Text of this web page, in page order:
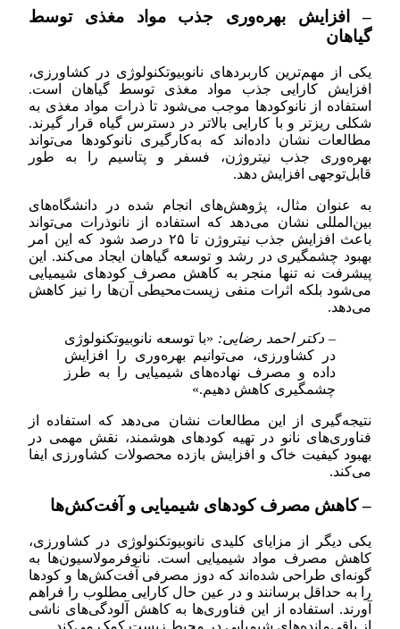
– افزایش بهره‌وری جذب مواد مغذی توسط
گیاهان
یکی از مهم‌ترین کاربردهای نانوبیوتکنولوژی در کشاورزی،
افزایش کارایی جذب مواد مغذی توسط گیاهان است.
استفاده از نانوکودها موجب می‌شود تا ذرات مواد مغذی به
شکلی ریزتر و با کارایی بالاتر در دسترس گیاه قرار گیرند.
مطالعات نشان داده‌اند که به‌کارگیری نانوکودها می‌تواند
بهره‌وری جذب نیتروژن، فسفر و پتاسیم را به طور
قابل‌توجهی افزایش دهد.
به عنوان مثال، پژوهش‌های انجام شده در دانشگاه‌های
بین‌المللی نشان می‌دهد که استفاده از نانوذرات می‌تواند
باعث افزایش جذب نیتروژن تا ۲۵ درصد شود که این امر
بهبود چشمگیری در رشد و توسعه گیاهان ایجاد می‌کند. این
پیشرفت نه تنها منجر به کاهش مصرف کودهای شیمیایی
می‌شود بلکه اثرات منفی زیست‌محیطی آن‌ها را نیز کاهش
می‌دهد.
– دکتر احمد رضایی: «با توسعه نانوبیوتکنولوژی
در کشاورزی، می‌توانیم بهره‌وری را افزایش
داده و مصرف نهاده‌های شیمیایی را به طرز
چشمگیری کاهش دهیم.»
نتیجه‌گیری از این مطالعات نشان می‌دهد که استفاده از
فناوری‌های نانو در تهیه کودهای هوشمند، نقش مهمی در
بهبود کیفیت خاک و افزایش بازده محصولات کشاورزی ایفا
می‌کند.
– کاهش مصرف کودهای شیمیایی و آفت‌کش‌ها
یکی دیگر از مزایای کلیدی نانوبیوتکنولوژی در کشاورزی،
کاهش مصرف مواد شیمیایی است. نانوفرمولاسیون‌ها به
گونه‌ای طراحی شده‌اند که دوز مصرفی آفت‌کش‌ها و کودها
را به حداقل برسانند و در عین حال کارایی مطلوب را فراهم
آورند. استفاده از این فناوری‌ها به کاهش آلودگی‌های ناشی
از باقی‌مانده‌های شیمیایی در محیط زیست کمک می‌کند.